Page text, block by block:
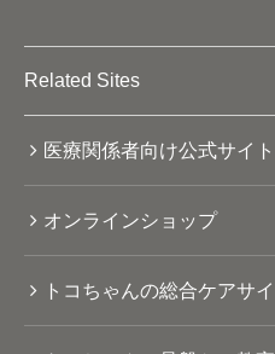
Related Sites
医療関係者向け公式サイト
オンラインショップ
トコちゃんの総合ケアサイ